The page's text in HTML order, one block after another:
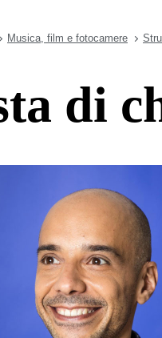
Musica, film e fotocamere
di